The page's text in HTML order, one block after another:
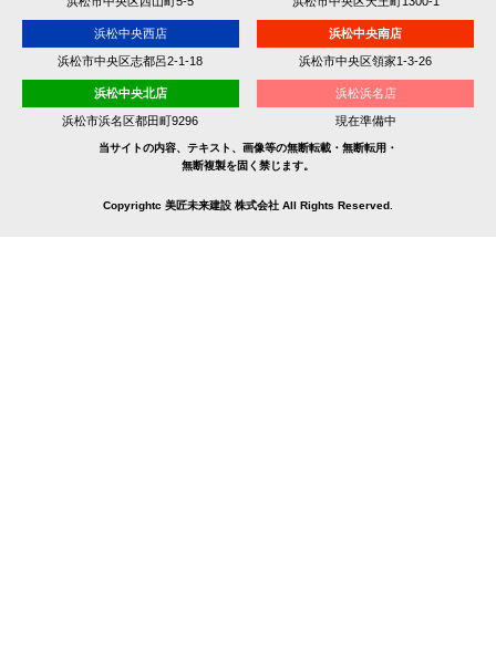
浜松中央西店
浜松市中央区志都呂2-1-18
浜松中央南店
浜松市中央区領家1-3-26
浜松中央北店
浜松市浜名区都田町9296
浜松浜名店
現在準備中
当サイトの内容、テキスト、画像等の無断転載・無断転用・
無断複製を固く禁じます。
Copyrightc 美匠未来建設 株式会社 All Rights Reserved.